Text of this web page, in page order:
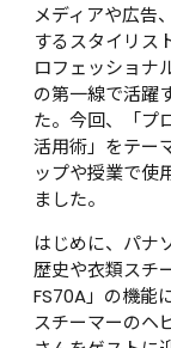
メディアや広告
するスタイリス
ロフェッショナ
の第一線で活躍
た。今回、「プ
活用術」をテー
ップや授業で使
ました。
はじめに、パナ
歴史や衣類スチ
FS70A」の機能
スチーマーのヘ